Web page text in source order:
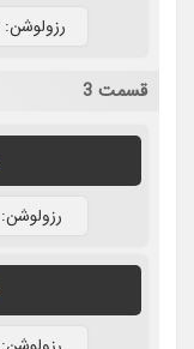
رزولوشن: Bluray
قسمت 3
رزولوشن: 480p